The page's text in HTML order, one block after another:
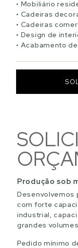
Mobiliário
Cadeiras
Cadeiras
Design de
Acabamento
Produção sob
Desenvolvemos
com forte
industrial,
grandes
Pedido mínimo